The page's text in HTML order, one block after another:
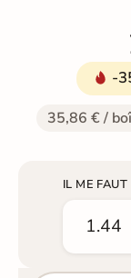
-
35,86 € /
IL ME FAUT